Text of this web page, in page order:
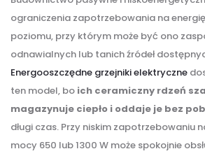
ograniczenia zapotrzebowania na
poziomu, przy którym może być ono
odnawialnych lub tanich źródeł
Energooszczędne grzejniki elektryczne
ten model, bo ich ceramiczny rdzeń
magazynuje ciepło i oddaje je bez
długi czas. Przy niskim zapotrzebowaniu
mocy 650 lub 1300 W może spokojnie